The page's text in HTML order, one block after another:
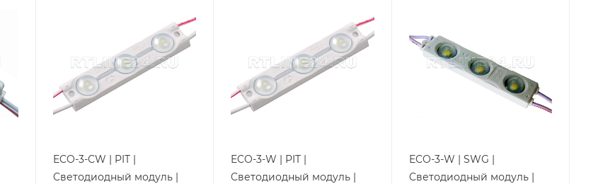
ECO-3-СW | PIT |
Cветодиодный модуль |
ECO-3-W | PIT |
Cветодиодный модуль |
ECO-3-W | SWG |
Cветодиодный модуль |